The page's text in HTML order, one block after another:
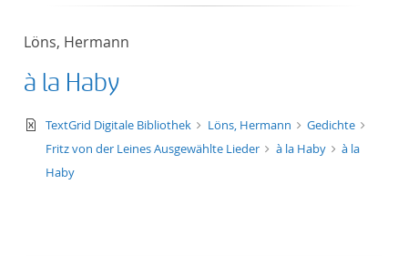
Löns, Hermann
à la Haby
text/xml
TextGrid Digitale Bibliothek Löns, Hermann
Gedichte
Fritz von der Leines Ausgewählte Lieder
à la Haby
à la
Haby